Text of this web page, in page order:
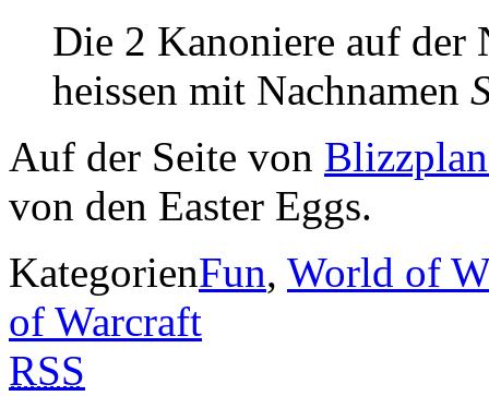
Die 2 Kanoniere auf der
heissen mit Nachnamen
Auf der Seite von
von den Easter Eggs.
KategorienFun, World of
of Warcraft
RSS